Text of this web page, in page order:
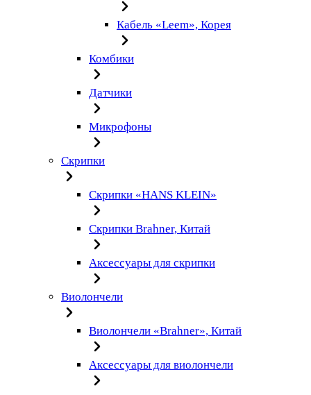
Кабель «Leem», Корея
Комбики
Датчики
Микрофоны
Скрипки
Скрипки «HANS KLEIN»
Скрипки Brahner, Китай
Аксессуары для скрипки
Виолончели
Виолончели «Brahner», Китай
Аксессуары для виолончели